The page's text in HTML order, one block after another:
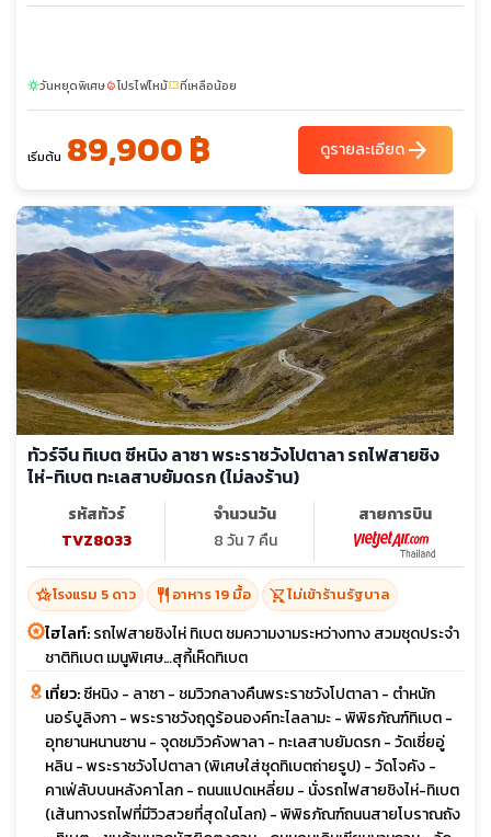
sunnyวันหยุดพิเศษlocal_fire_departmentโปรไฟไหม้confirmation_numberที่เหลือน้อย
เริ่มต้น 89,900 ฿ ดูรายละเอียดarrow_forward
ทัวร์จีน ทิเบต ซีหนิง ลาซา พระราชวังโปตาลา รถไฟสายชิง
ไห่-ทิเบต ทะเลสาบยัมดรก (ไม่ลงร้าน)
รหัสทัวร์
TVZ8033
จำนวนวัน
8 วัน 7 คืน
สายการบิน
hotel_classโรงแรม 5 ดาว restaurant อาหาร 19 มื้อ shopping_cart_offไม่เข้าร้านรัฐบาล
ไฮไลท์:รถไฟสายชิงไห่ ทิเบต ชมความงามระหว่างทาง สวมชุดประจำ
ชาติทิเบต เมนูพิเศษ…สุกี้เห็ดทิเบต
เที่ยว:ซีหนิง - ลาซา - ชมวิวกลางคืนพระราชวังโปตาลา - ตำหนัก
นอร์บูลิงกา - พระราชวังฤดูร้อนองค์ทะไลลามะ - พิพิธภัณฑ์ทิเบต -
อุทยานหนานซาน - จุดชมวิวคังพาลา - ทะเลสาบยัมดรก - วัดเซี่ยอู่
หลิน - พระราชวังโปตาลา (พิเศษใส่ชุดทิเบตถ่ายรูป) - วัดโจคัง -
คาเฟ่ลับบนหลังคาโลก - ถนนแปดเหลี่ยม - นั่งรถไฟสายชิงไห่-ทิเบต
(เส้นทางรถไฟที่มีวิวสวยที่สุดในโลก) - พิพิธภัณฑ์ถนนสายโบราณถัง